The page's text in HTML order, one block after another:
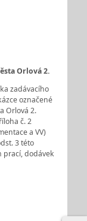
Orlová 2.
zadávacího
označené
Orlová 2.
č. 2
a VV)
3 této
prací, dodávek